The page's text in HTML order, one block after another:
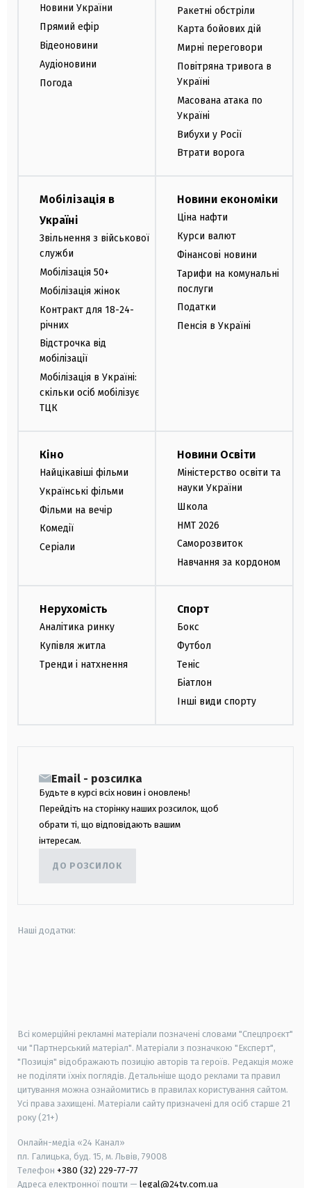
Новини України
Прямий ефір
Відеоновини
Аудіоновини
Погода
Ракетні обстріли
Карта бойових дій
Мирні переговори
Повітряна тривога в
Україні
Масована атака по
Україні
Вибухи у Росії
Втрати ворога
Мобілізація в
Україні
Звільнення з військової
служби
Мобілізація 50+
Мобілізація жінок
Контракт для 18-24-
річних
Відстрочка від
мобілізації
Мобілізація в Україні:
скільки осіб мобілізує
ТЦК
Новини економіки
Ціна нафти
Курси валют
Фінансові новини
Тарифи на комунальні
послуги
Податки
Пенсія в Україні
Кіно
Найцікавіші фільми
Українські фільми
Фільми на вечір
Комедії
Серіали
Новини Освіти
Міністерство освіти та
науки України
Школа
НМТ 2026
Саморозвиток
Навчання за кордоном
Нерухомість
Аналітика ринку
Купівля житла
Тренди і натхнення
Спорт
Бокс
Футбол
Теніс
Біатлон
Інші види спорту
Email - розсилка
Будьте в курсі всіх новин і оновлень!
Перейдіть на сторінку наших розсилок, щоб
обрати ті, що відповідають вашим
інтересам.
ДО РОЗСИЛОК
Наші додатки:
Всі комерційні рекламні матеріали позначені словами "Спецпроєкт"
чи "Партнерський матеріал". Матеріали з позначкою "Експерт",
"Позиція" відображають позицію авторів та героїв. Редакція може
не поділяти їхніх поглядів. Детальніше щодо реклами та правил
цитування можна ознайомитись в правилах користування сайтом.
Усі права захищені. Матеріали сайту призначені для осіб старше 21
року (21+)
Онлайн-медіа «24 Канал»
пл. Галицька, буд. 15, м. Львів, 79008
Телефон +380 (32) 229-77-77
Адреса електронної пошти — legal@24tv.com.ua